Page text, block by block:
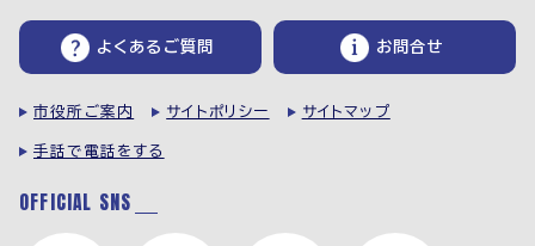
よくあるご質問 お問合せ
市役所ご案内 サイトポリシー サイトマップ
手話で電話をする
OFFICIAL SNS